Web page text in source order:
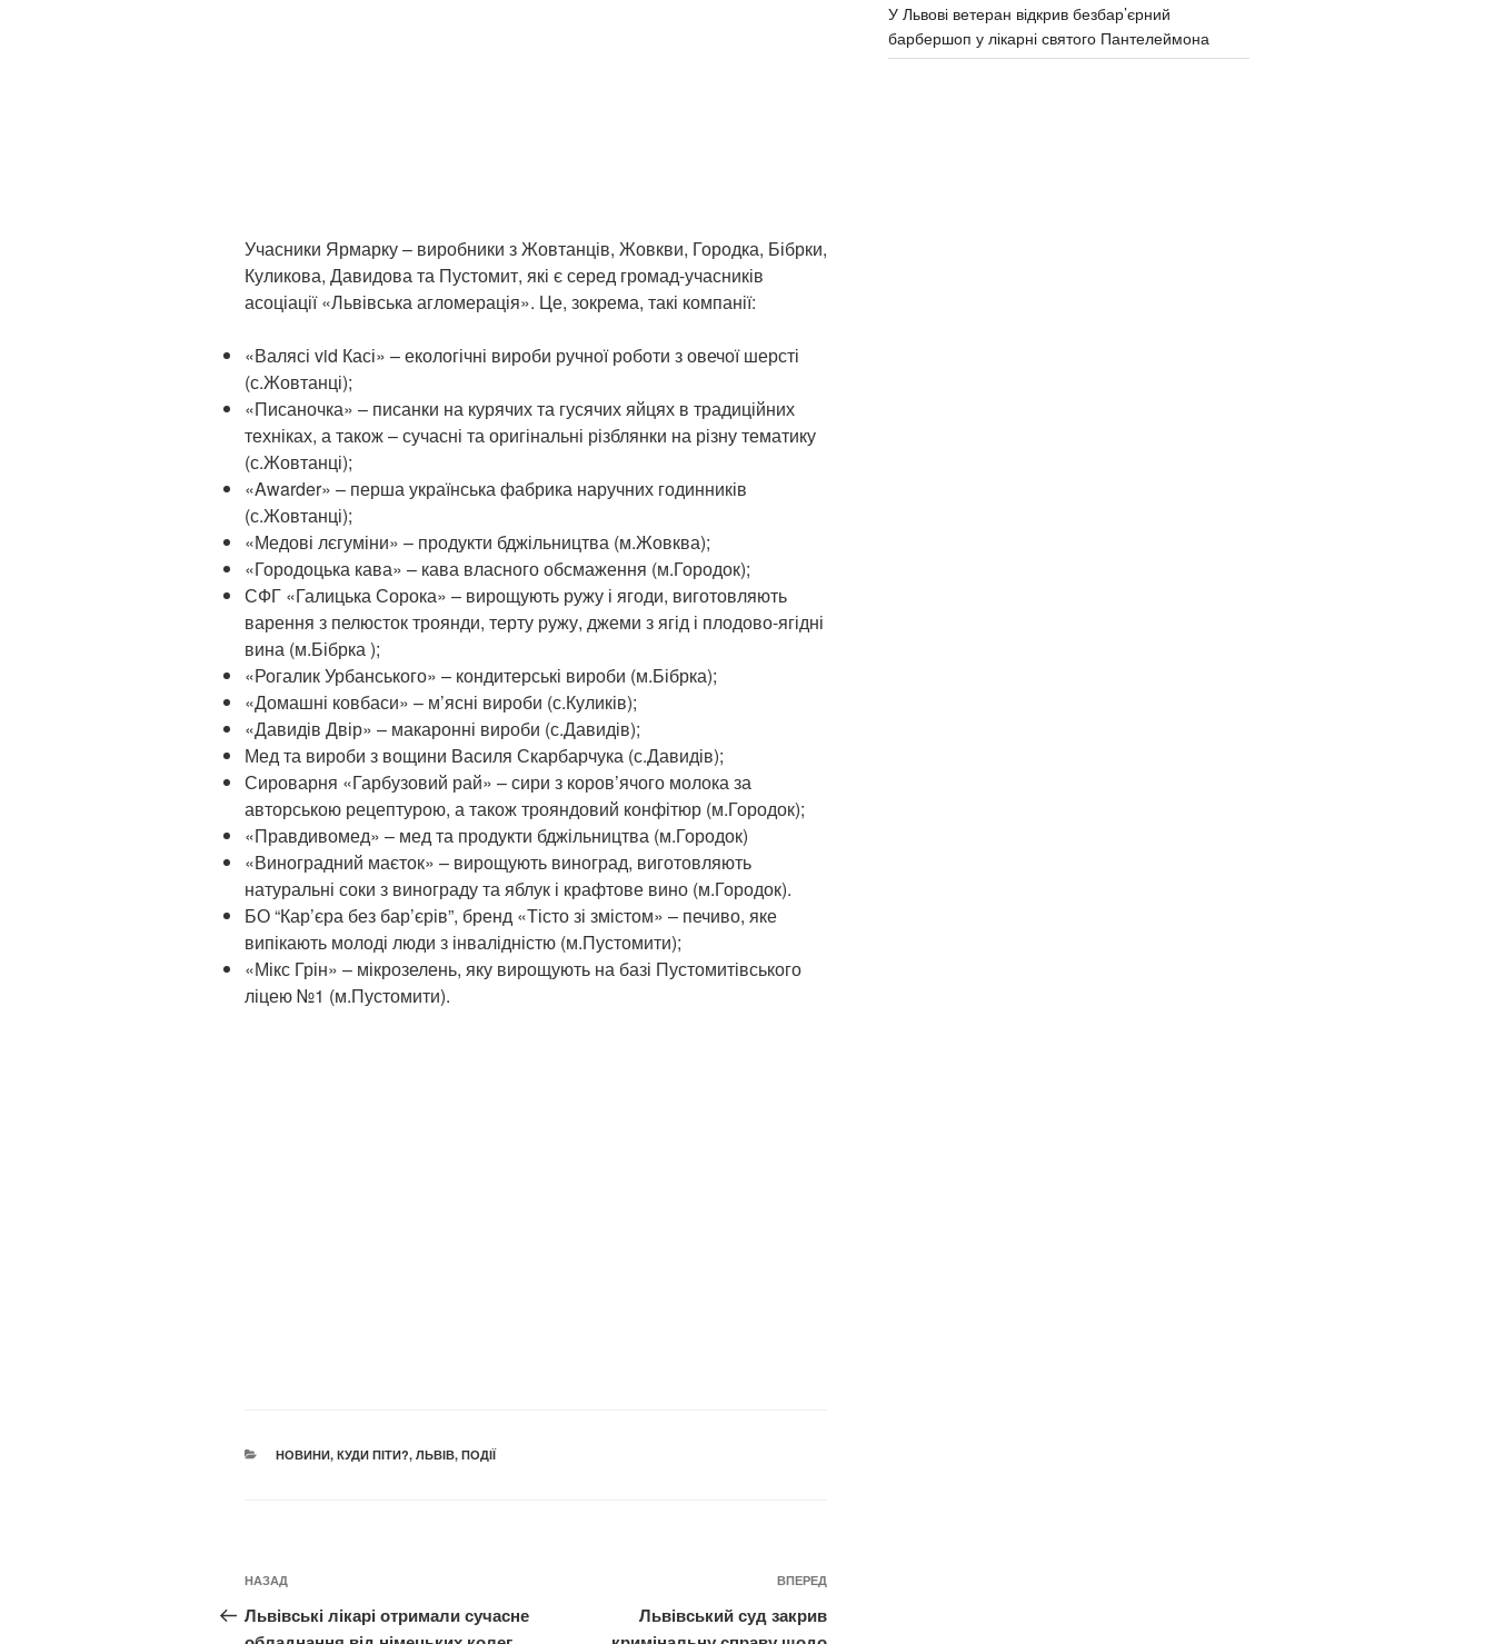
Учасники Ярмарку – виробники з Жовтанців, Жовкви, Городка, Бібрки,
Куликова, Давидова та Пустомит, які є серед громад-учасників
асоціації «Львівська агломерація». Це, зокрема, такі компанії:
«Валясі vid Касі» – екологічні вироби ручної роботи з овечої шерсті
(с.Жовтанці);
«Писаночка» – писанки на курячих та гусячих яйцях в традиційних
техніках, а також – сучасні та оригінальні різблянки на різну тематику
(с.Жовтанці);
«Awarder» – перша українська фабрика наручних годинників
(с.Жовтанці);
«Медові лєгуміни» – продукти бджільництва (м.Жовква);
«Городоцька кава» – кава власного обсмаження (м.Городок);
СФГ «Галицька Сорока» – вирощують ружу і ягоди, виготовляють
варення з пелюсток троянди, терту ружу, джеми з ягід і плодово-ягідні
вина (м.Бібрка );
«Рогалик Урбанського» – кондитерські вироби (м.Бібрка);
«Домашні ковбаси» – м’ясні вироби (с.Куликів);
«Давидів Двір» – макаронні вироби (с.Давидів);
Мед та вироби з вощини Василя Скарбарчука (с.Давидів);
Сироварня «Гарбузовий рай» – сири з коров’ячого молока за
авторською рецептурою, а також трояндовий конфітюр (м.Городок);
«Правдивомед» – мед та продукти бджільництва (м.Городок)
«Виноградний маєток» – вирощують виноград, виготовляють
натуральні соки з винограду та яблук і крафтове вино (м.Городок).
БО “Кар’єра без бар’єрів”, бренд «Тісто зі змістом» – печиво, яке
випікають молоді люди з інвалідністю (м.Пустомити);
«Мікс Грін» – мікрозелень, яку вирощують на базі Пустомитівського
ліцею №1 (м.Пустомити).
КАТЕГОРІЇ
НОВИНИ, КУДИ ПІТИ?, ЛЬВІВ, ПОДІЇ
Навігація
записів
Попередній
запис:
НАЗАД
Львівські лікарі отримали сучасне
Наступний
запис
ВПЕРЕД
Львівський суд закрив
У Львові ветеран відкрив безбар’єрний
барбершоп у лікарні святого Пантелеймона